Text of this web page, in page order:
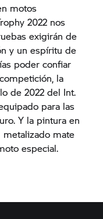
motos
2022 nos
exigirán de
y un espíritu de
poder confiar
la
de 2022 del Int.
para las
Y la pintura en
metalizado mate
especial.